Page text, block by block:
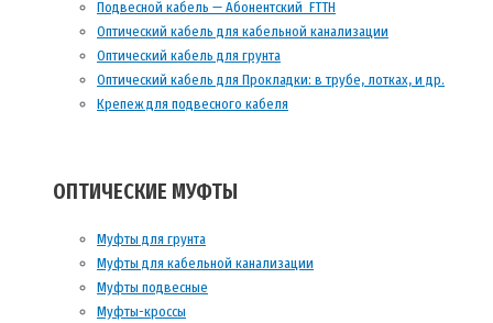
Подвесной кабель — Абонентский FTTH
Оптический кабель для кабельной канализации
Оптический кабель для грунта
Оптический кабель для Прокладки: в трубе, лотках, и др.
Крепеж для подвесного кабеля
ОПТИЧЕСКИЕ МУФТЫ
Муфты для грунта
Муфты для кабельной канализации
Муфты подвесные
Муфты-кроссы